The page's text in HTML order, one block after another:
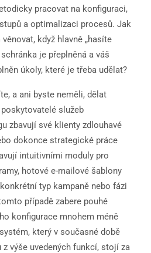
pracovat na konfiguraci,
a optimalizaci procesů. Jak
když hlavně „hasíte
je přeplněná a váš
úkoly, které je třeba udělat?
a ani byste neměli, dělat
služeb
zbavují své klienty zdlouhavé
dokonce strategické práce
intuitivními moduly pro
hotové e-mailové šablony
typ kampaně nebo fázi
případě zabere pouhé
konfigurace mnohem méně
který v současné době
z výše uvedených funkcí, stojí za